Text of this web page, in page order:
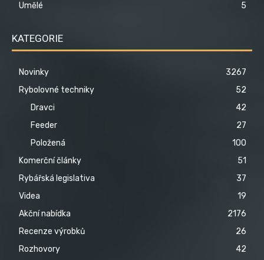
Umělé
5
KATEGORIE
Novinky
3267
Rybolovné techniky
52
Dravci
42
Feeder
27
Položená
100
Komerční články
51
Rybářská legislativa
37
Videa
19
Akční nabídka
2176
Recenze výrobků
26
Rozhovory
42